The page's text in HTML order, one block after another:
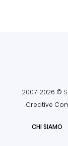
2007-2026 ©
Creative
CHI SIAMO